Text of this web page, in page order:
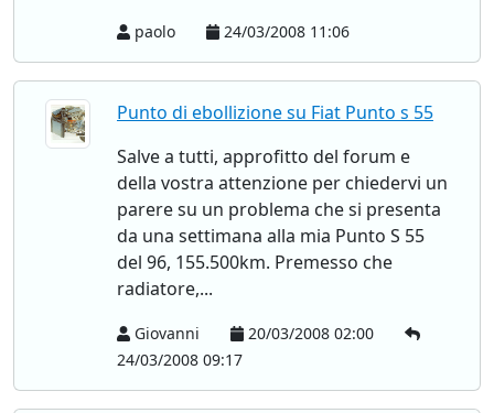
paolo 24/03/2008 11:06
Punto di ebollizione su Fiat Punto s 55
Salve a tutti, approfitto del forum e
della vostra attenzione per chiedervi un
parere su un problema che si presenta
da una settimana alla mia Punto S 55
del 96, 155.500km. Premesso che
radiatore,...
Giovanni
20/03/2008 02:00
24/03/2008 09:17